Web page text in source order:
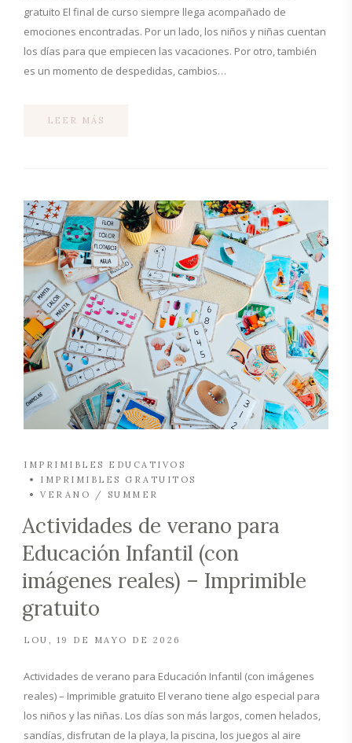
gratuito El final de curso siempre llega acompañado de
emociones encontradas. Por un lado, los niños y niñas cuentan
los días para que empiecen las vacaciones. Por otro, también
es un momento de despedidas, cambios…
LEER MÁS
IMPRIMIBLES EDUCATIVOS
IMPRIMIBLES GRATUITOS
VERANO / SUMMER
Actividades de verano para
Educación Infantil (con
imágenes reales) – Imprimible
gratuito
LOU 19 DE MAYO DE 2026
Actividades de verano para Educación Infantil (con imágenes
reales) – Imprimible gratuito El verano tiene algo especial para
los niños y las niñas. Los días son más largos, comen helados,
sandías, disfrutan de la playa, la piscina, los juegos al aire